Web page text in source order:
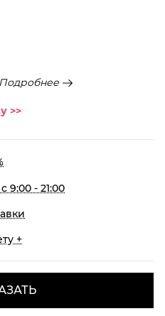
Подробнее
>>
9:00 - 21:00
+